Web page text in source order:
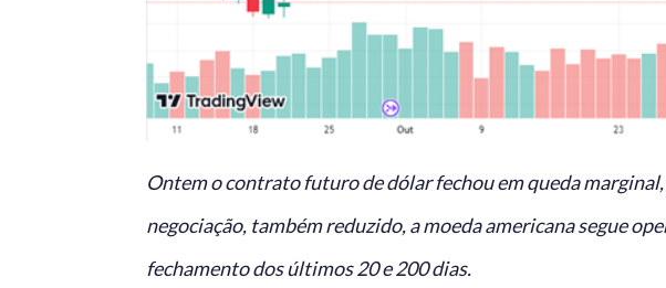
Ontem o contrato futuro de dólar fechou em queda
negociação, também reduzido, a moeda americana segue
fechamento dos últimos 20 e 200 dias.